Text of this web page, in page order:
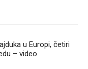
u Europi, četiri
– video